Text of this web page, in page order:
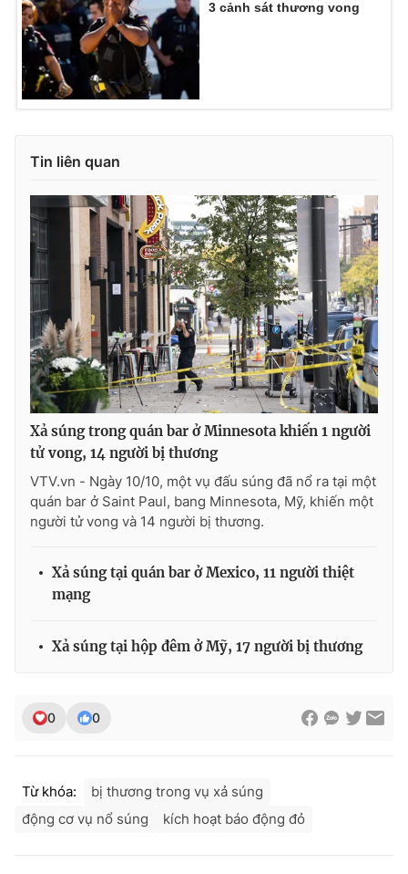
Ðiện thoại Thời báo VTV:024.66 897 897
Email:toasoan@vtv.vn
Liên hệ quảng cáo:
024-7300.7108
® Cấm sao chép dưới mọi hình thức nếu không có sự chấp
thuận bằng văn bản. Ghi rõ nguồn VTV.vn khi phát hành lại
thông tin từ website này.
3 cảnh sát thương vong
Tin liên quan
Xả súng trong quán bar ở Minnesota khiến 1 người
tử vong, 14 người bị thương
VTV.vn - Ngày 10/10, một vụ đấu súng đã nổ ra tại một
quán bar ở Saint Paul, bang Minnesota, Mỹ, khiến một
người tử vong và 14 người bị thương.
Xả súng tại quán bar ở Mexico, 11 người thiệt
mạng
Xả súng tại hộp đêm ở Mỹ, 17 người bị thương
0 0
Từ khóa:
bị thương trong vụ xả súng
động cơ vụ nổ súng
kích hoạt báo động đỏ